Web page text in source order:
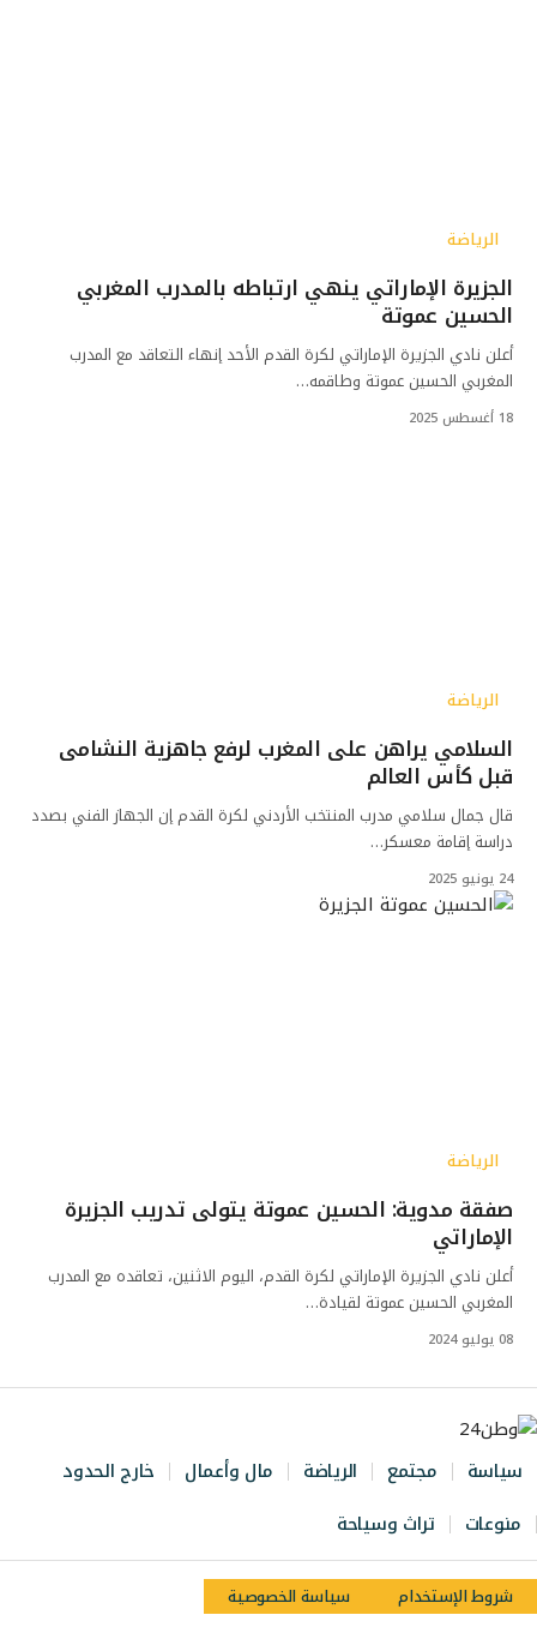
الرياضة
الجزيرة الإماراتي ينهي ارتباطه بالمدرب المغربي
الحسين عموتة
أعلن نادي الجزيرة الإماراتي لكرة القدم الأحد إنهاء التعاقد مع المدرب
المغربي الحسين عموتة وطاقمه…
18 أغسطس 2025
الرياضة
السلامي يراهن على المغرب لرفع جاهزية النشامى
قبل كأس العالم
قال جمال سلامي مدرب المنتخب الأردني لكرة القدم إن الجهاز الفني بصدد
دراسة إقامة معسكر…
24 يونيو 2025
الرياضة
صفقة مدوية: الحسين عموتة يتولى تدريب الجزيرة
الإماراتي
أعلن نادي الجزيرة الإماراتي لكرة القدم، اليوم الاثنين، تعاقده مع المدرب
المغربي الحسين عموتة لقيادة…
08 يوليو 2024
سياسة مجتمع الرياضة مال وأعمال
خارج الحدود
منوعات
تراث وسياحة
شروط الإستخدام سياسة الخصوصية